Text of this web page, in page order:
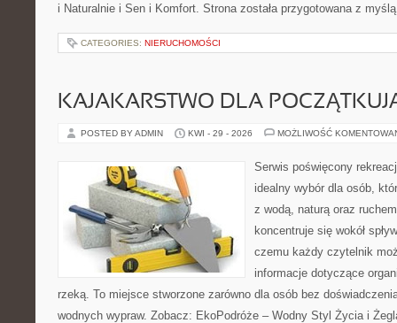
i Naturalnie i Sen i Komfort. Strona została przygotowana z
CATEGORIES: NIERUCHOMOŚCI
KAJAKARSTWO DLA
POSTED BY ADMIN KWI - 29 - 2026 MOŻLIWOŚĆ
Serwis poświęcony
idealny wybór dla osób,
z wodą, naturą oraz
koncentruje się wokół
czemu każdy czytelnik
informacje dotyczące
rzeką. To miejsce stworzone zarówno dla osób bez
wodnych wypraw. Zobacz: EkoPodróże – Wodny Styl Życia i